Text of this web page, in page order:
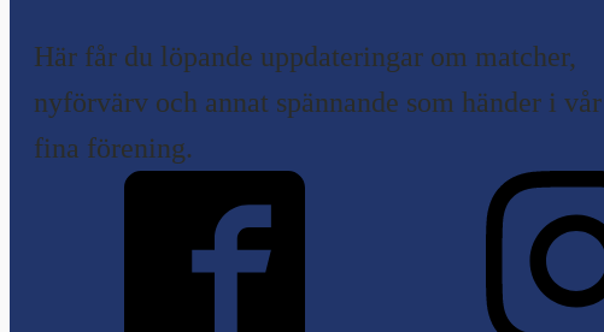
Här får du löpande uppdateringar om matcher,
nyförvärv och annat spännande som händer i vår
fina förening.